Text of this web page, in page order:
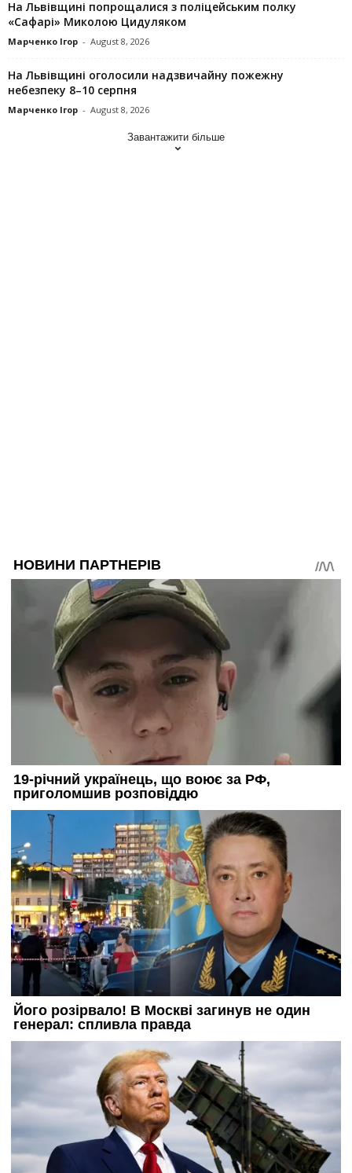
На Львівщині попрощалися з поліцейським полку
«Сафарі» Миколою Цидуляком
Марченко Ігор - August 8, 2026
На Львівщині оголосили надзвичайну пожежну
небезпеку 8–10 серпня
Марченко Ігор - August 8, 2026
Завантажити більше